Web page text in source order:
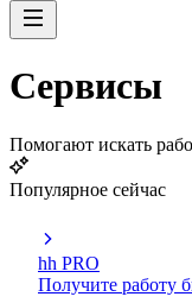
Сервисы
Помогают искать
Популярное сейчас
hh PRO
Получите работу